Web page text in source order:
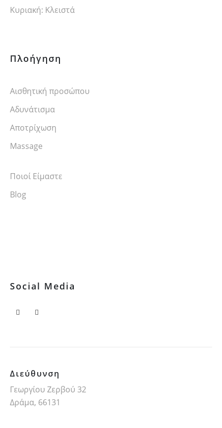
Κυριακή: Κλειστά
Πλοήγηση
Αισθητική προσώπου
Αδυνάτισμα
Αποτρίχωση
Massage
Ποιοί Είμαστε
Blog
Social Media
Διεύθυνση
Γεωργίου Ζερβού 32
Δράμα, 66131